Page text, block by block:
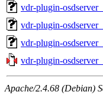
vdr-plugin-
vdr-plugin-
vdr-plugin-
vdr-plugin-
Apache/2.4.68 (Debian)